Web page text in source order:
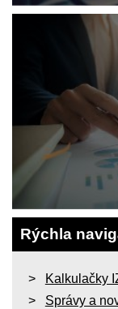
Rýchla
Kalkulačky
Správy a